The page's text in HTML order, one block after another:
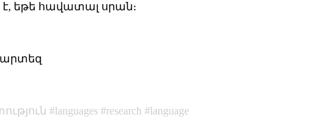
է, եթե հավատալ սրան։
languages research language